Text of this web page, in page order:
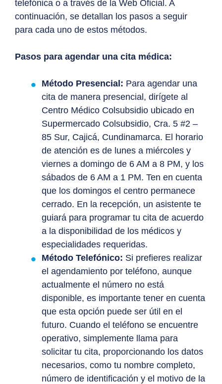
telefónica o a través de la Web Oficial. A
continuación, se detallan los pasos a seguir
para cada uno de estos métodos.
Pasos para agendar una cita médica:
Método Presencial: Para agendar una
cita de manera presencial, dirígete al
Centro Médico Colsubsidio ubicado en
Supermercado Colsubsidio, Cra. 5 #2 –
85 Sur, Cajicá, Cundinamarca. El horario
de atención es de lunes a miércoles y
viernes a domingo de 6 AM a 8 PM, y los
sábados de 6 AM a 1 PM. Ten en cuenta
que los domingos el centro permanece
cerrado. En la recepción, un asistente te
guiará para programar tu cita de acuerdo
a la disponibilidad de los médicos y
especialidades requeridas.
Método Telefónico: Si prefieres realizar
el agendamiento por teléfono, aunque
actualmente el número no está
disponible, es importante tener en cuenta
que esta opción puede ser útil en el
futuro. Cuando el teléfono se encuentre
operativo, simplemente llama para
solicitar tu cita, proporcionando los datos
necesarios, como tu nombre completo,
número de identificación y el motivo de la